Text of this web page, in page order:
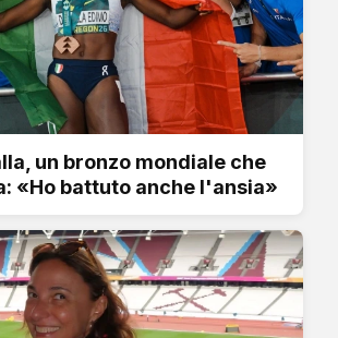
un bronzo mondiale che
«Ho battuto anche l'ansia»